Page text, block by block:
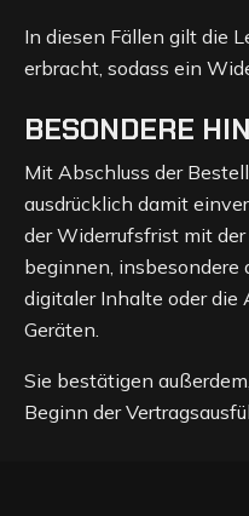
In diesen Fällen gilt die
erbracht, sodass ein
BESONDERE
Mit Abschluss der
ausdrücklich damit
der Widerrufsfrist mit
beginnen, insbesondere
digitaler Inhalte oder die
Geräten.
Sie bestätigen
Beginn der